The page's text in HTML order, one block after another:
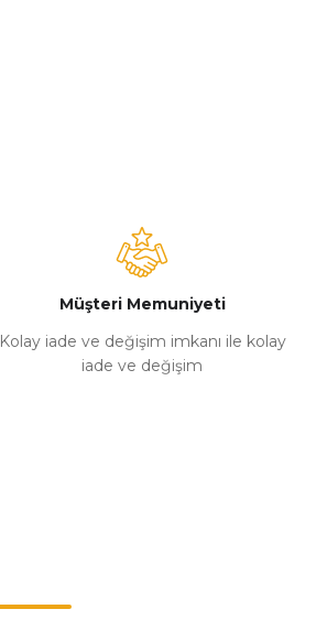
Müşteri Memuniyeti
Kolay iade ve değişim imkanı ile kolay
iade ve değişim